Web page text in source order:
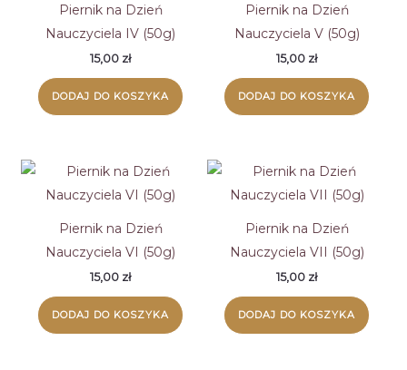
Piernik na Dzień
Nauczyciela IV (50g)
15,00 zł
DODAJ DO KOSZYKA
Piernik na Dzień
Nauczyciela V (50g)
15,00 zł
DODAJ DO KOSZYKA
Piernik na Dzień
Nauczyciela VI (50g)
15,00 zł
DODAJ DO KOSZYKA
Piernik na Dzień
Nauczyciela VII (50g)
15,00 zł
DODAJ DO KOSZYKA